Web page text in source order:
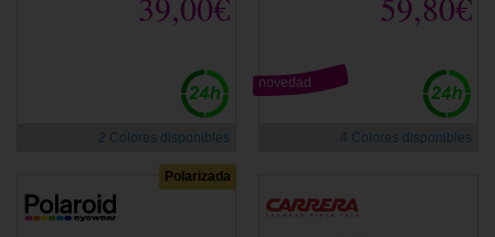
2 Colores disponibles
novedad
4 Colores disponibles
Polarizada